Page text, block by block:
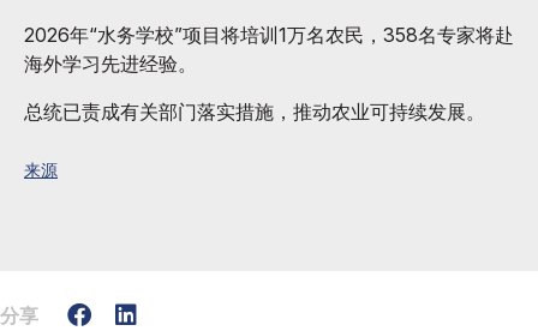
2026年“水务学校”项目将培训1万名农民，358名专家将赴
海外学习先进经验。
总统已责成有关部门落实措施，推动农业可持续发展。
来源
分享